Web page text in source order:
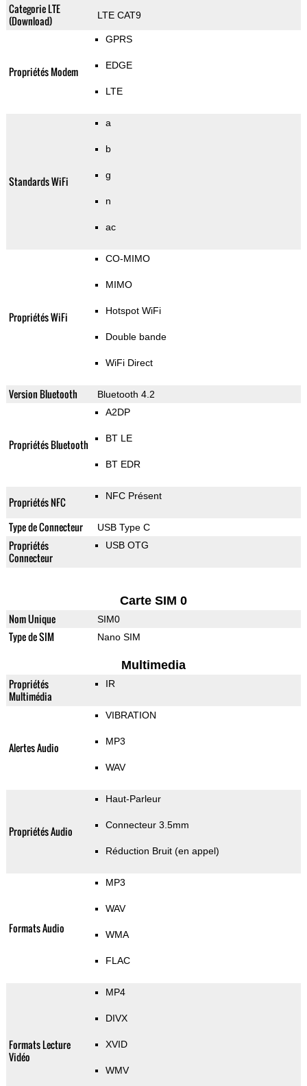
Categorie LTE
(Download)
LTE CAT9
Propriétés Modem
GPRS
EDGE
LTE
Standards WiFi
a
b
g
n
ac
Propriétés WiFi
CO-MIMO
MIMO
Hotspot WiFi
Double bande
WiFi Direct
Version Bluetooth Bluetooth 4.2
Propriétés Bluetooth
A2DP
BT LE
BT EDR
Propriétés NFC NFC Présent
Type de Connecteur USB Type C
Propriétés
Connecteur
USB OTG
Carte SIM 0
Nom Unique SIM0
Type de SIM Nano SIM
Multimedia
Propriétés
Multimédia
IR
Alertes Audio
VIBRATION
MP3
WAV
Propriétés Audio
Haut-Parleur
Connecteur 3.5mm
Réduction Bruit (en appel)
Formats Audio
MP3
WAV
WMA
FLAC
Formats Lecture
Vidéo
MP4
DIVX
XVID
WMV